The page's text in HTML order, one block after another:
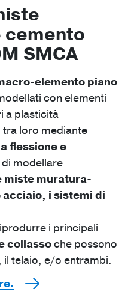
cemento
SMCA
elemento piano
con elementi
a plasticità
loro mediante
flessione e
modellare
muratura-
i sistemi di
i principali
collassoche possono
telaio, e/o entrambi.